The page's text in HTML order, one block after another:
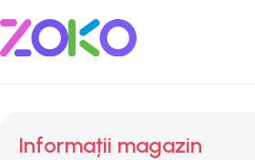
Informații magazin